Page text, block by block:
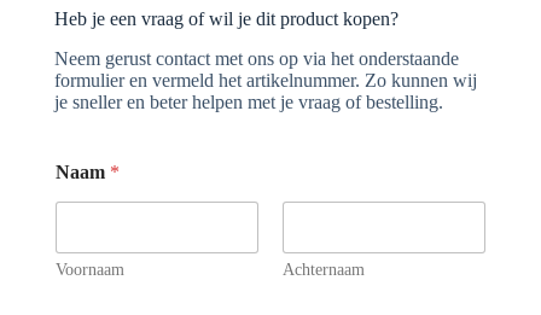
Heb je een vraag of wil je dit product kopen?
Neem gerust contact met ons op via het onderstaande
formulier en vermeld het artikelnummer. Zo kunnen wij
je sneller en beter helpen met je vraag of bestelling.
Naam *
Voornaam Achternaam